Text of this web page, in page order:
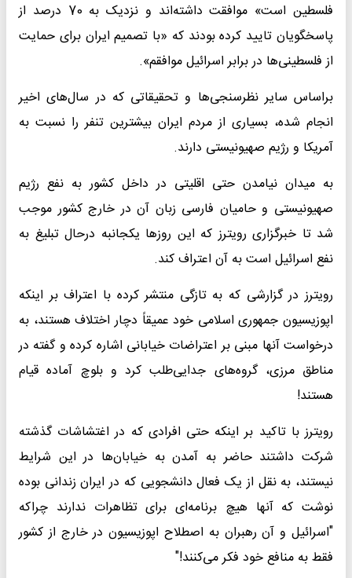
فلسطین است» موافقت داشته‌اند و نزدیک به 70 درصد از
پاسخگویان تایید کرده‌ بودند که «با تصمیم ایران برای حمایت
از فلسطینی‌ها در برابر اسرائیل موافقم».
براساس سایر نظرسنجی‌ها و تحقیقاتی که در سال‌های اخیر
انجام شده، بسیاری از مردم ایران بیشترین تنفر را نسبت به
آمریکا و رژیم صهیونیستی دارند.
به میدان نیامدن حتی اقلیتی در داخل کشور به نفع رژیم
صهیونیستی و حامیان فارسی زبان آن در خارج کشور موجب
شد تا خبرگزاری رویترز که این روزها یکجانبه درحال تبلیغ به
نفع اسرائیل است به آن اعتراف کند.
رویترز در گزارشی که به تازگی منتشر کرده با اعتراف بر اینکه
اپوزیسیون جمهوری اسلامی خود عمیقاً دچار اختلاف هستند، به
درخواست آنها مبنی بر اعتراضات خیابانی اشاره کرده و گفته در
مناطق مرزی، گروه‌های جدایی‌طلب کرد و بلوچ آماده قیام
هستند!
رویترز با تاکید بر اینکه حتی افرادی که در اغتشاشات گذشته
شرکت داشتند حاضر به آمدن به خیابان‌ها در این شرایط
نیستند، به نقل از یک فعال دانشجویی که در ایران زندانی بوده
نوشت که آنها هیچ برنامه‌ای برای تظاهرات ندارند چراکه
"اسرائیل و آن رهبران به اصطلاح اپوزیسیون در خارج از کشور
فقط به منافع خود فکر می‌کنند!"